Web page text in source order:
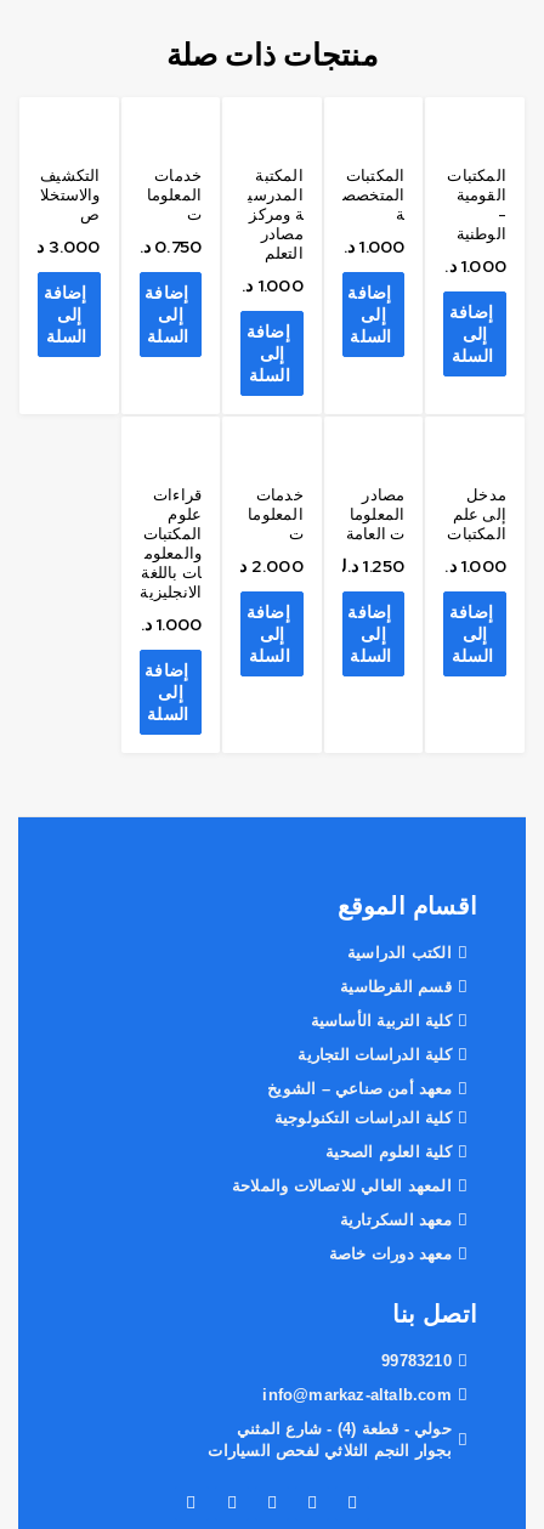
منتجات ذات صلة
المكتبات
القومية
-
الوطنية
1.000 د.ك
إضافة
إلى
السلة
المكتبات
المتخصص
ة
1.000 د.ك
إضافة
إلى
السلة
المكتبة
المدرسي
ة ومركز
مصادر
التعلم
1.000 د.ك
إضافة
إلى
السلة
خدمات
المعلوما
ت
0.750 د.ك
إضافة
إلى
السلة
التكشيف
والاستخلا
ص
3.000 د.ك
إضافة
إلى
السلة
مدخل
إلى علم
المكتبات
1.000 د.ك
إضافة
إلى
السلة
مصادر
المعلوما
ت العامة
1.250 د.ك
إضافة
إلى
السلة
خدمات
المعلوما
ت
2.000 د.ك
إضافة
إلى
السلة
قراءات
علوم
المكتبات
والمعلوم
ات باللغة
الانجليزية
1.000 د.ك
إضافة
إلى
السلة
اقسام الموقع
الكتب الدراسية
قسم القرطاسية
كلية التربية الأساسية
كلية الدراسات التجارية
معهد أمن صناعي – الشويخ
كلية الدراسات التكنولوجية
كلية العلوم الصحية
المعهد العالي للاتصالات والملاحة
معهد السكرتارية
معهد دورات خاصة
اتصل بنا
99783210
info@markaz-altalb.com
حولي - قطعة (4) - شارع المثني
بجوار النجم الثلاثي لفحص السيارات